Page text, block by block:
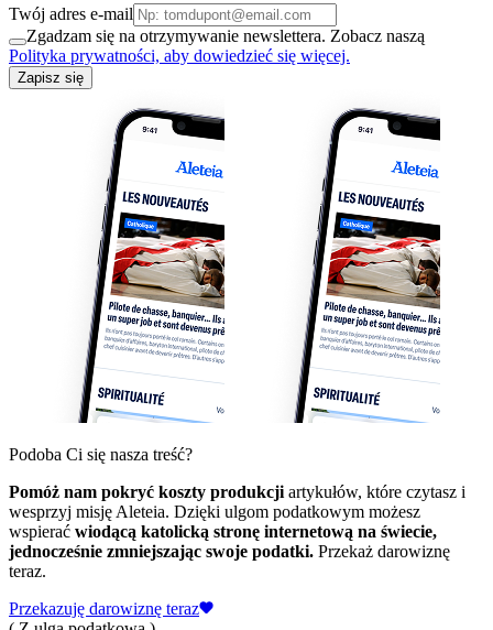
Twój adres e-mail
Zgadzam się na otrzymywanie newslettera. Zobacz naszą
Polityka prywatności, aby dowiedzieć się więcej.
Zapisz się
Podoba Ci się nasza treść?
Pomóż nam pokryć koszty produkcji artykułów, które czytasz i
wesprzyj misję Aleteia. Dzięki ulgom podatkowym możesz
wspierać wiodącą katolicką stronę internetową na świecie,
jednocześnie zmniejszając swoje podatki. Przekaż darowiznę
teraz.
Przekazuję darowiznę teraz